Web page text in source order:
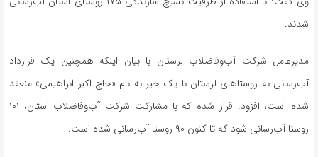
شدند.
مدیرعامل شرکت آب‌وفاضلاب لرستان با بیان اینکه همچنین یک قرارداد
آب‌رسانی به روستاهای لرستان با یک خیر به نام «حاج اکبر ابراهیمی» منعقد
شده است، افزود: قرار شده که با مشارکت شرکت آب‌وفاضلاب استان، ۱۰۱
روستا آب‌رسانی شود که تا کنون ۹۰ روستا آب‌رسانی شده است.